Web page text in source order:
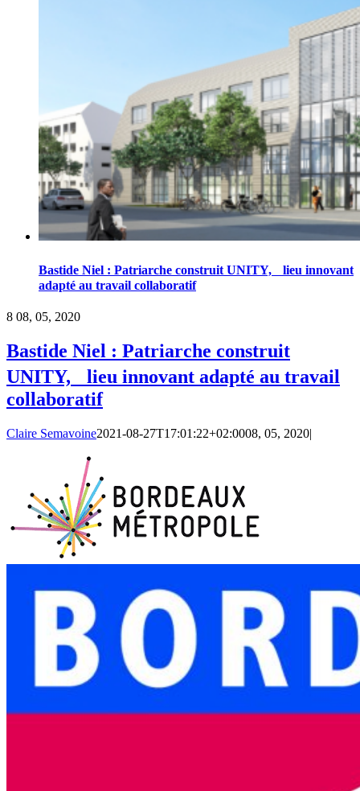
Bastide Niel : Patriarche construit UNITY, lieu innovant
adapté au travail collaboratif
8 08, 05, 2020
Bastide Niel : Patriarche construit
UNITY, lieu innovant adapté au travail
collaboratif
Claire Semavoine2021-08-27T17:01:22+02:0008, 05, 2020|